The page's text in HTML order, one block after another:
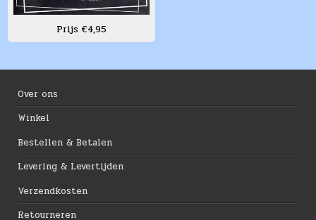
Prijs €4,95
Over ons
Winkel
Bestellen & Betalen
Levering & Levertijden
Verzendkosten
Retourneren